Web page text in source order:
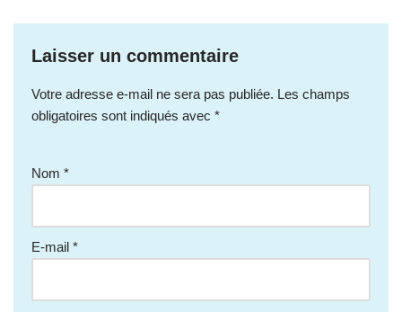
Laisser un commentaire
Votre adresse e-mail ne sera pas publiée. Les champs
obligatoires sont indiqués avec *
Nom *
E-mail *